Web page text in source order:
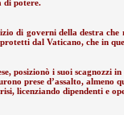
di potere.
di governi della destra
dal Vaticano, che in
posizionò i suoi
prese d’assalto,
licenziando dipendenti e